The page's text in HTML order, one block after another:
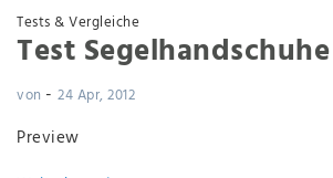
Tests & Vergleiche
Test
von - 24 Apr, 2012
Preview